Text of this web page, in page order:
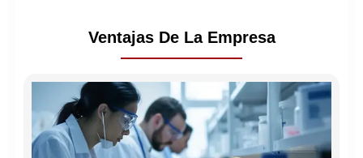
Ventajas De La Empresa